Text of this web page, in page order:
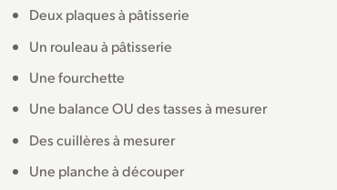
Deux plaques à pâtisserie
Un rouleau à pâtisserie
Une fourchette
Une balance OU des tasses à mesurer
Des cuillères à mesurer
Une planche à découper